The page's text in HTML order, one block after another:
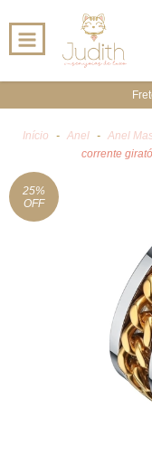
Início - Anel - Anel
corrente
25%
OFF